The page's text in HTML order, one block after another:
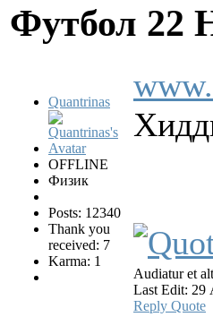
Футбол 22
Quantrinas
OFFLINE
Физик
Posts: 12340
Thank you
received: 7
Karma: 1
Audiatur et
Last Edit: 29
Reply Quote